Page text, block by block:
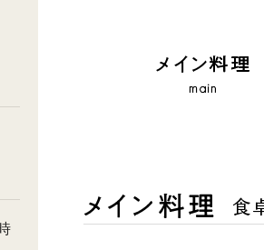
牛肉
ピーマン
探す